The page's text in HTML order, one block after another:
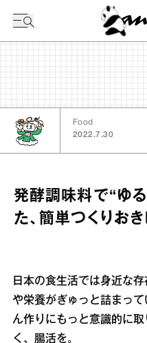
Food
2022.7.30
発酵調味料で“ゆる
た、簡単つくりお
日本の食生活では身近な
や栄養がぎゅっと詰まっ
ん作りにもっと意識的に
く、腸活を。